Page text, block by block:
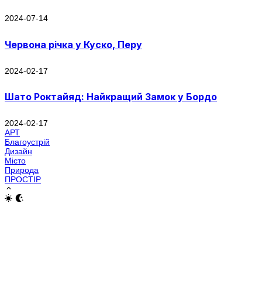
2024-07-14
Червона річка у Куско, Перу
2024-02-17
Шато Роктайяд: Найкращий Замок у Бордо
2024-02-17
АРТ
Благоустрій
Дизайн
Місто
Природа
ПРОСТІР